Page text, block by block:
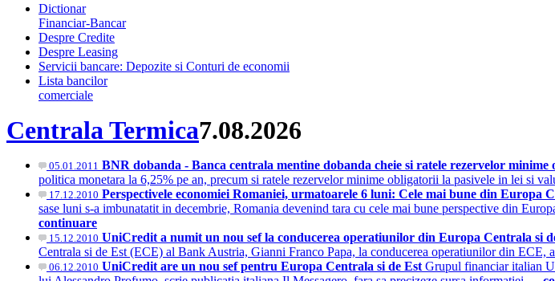
Dictionar
Financiar-Bancar
Despre Credite
Despre Leasing
Servicii bancare: Depozite si Conturi de economii
Lista bancilor
comerciale
Centrala Termica7.08.2026
05.01.2011 BNR dobanda - Banca centrala mentine dobanda cheie si ratele rezervelor minime
politica monetara la 6,25% pe an, precum si ratele rezervelor minime obligatorii la pasivele in lei si
17.12.2010 Perspectivele economiei Romaniei, urmatoarele 6 luni: Cele mai bune din Europa
sase luni s-a imbunatatit in decembrie, Romania devenind tara cu cele mai bune perspective din
continuare
15.12.2010 UniCredit a numit un nou sef la conducerea operatiunilor din Europa Centrala si
Centrala si de Est (ECE) al Bank Austria, Gianni Franco Papa, la conducerea operatiunilor din
06.12.2010 UniCredit are un nou sef pentru Europa Centrala si de Est Grupul financiar italian